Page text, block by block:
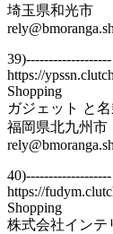
埼玉県和光市
39)-------------------
https://
Shopping
ガジェット と
福岡県北九州市
40)-------------------
https://
Shopping
株式会社インテ